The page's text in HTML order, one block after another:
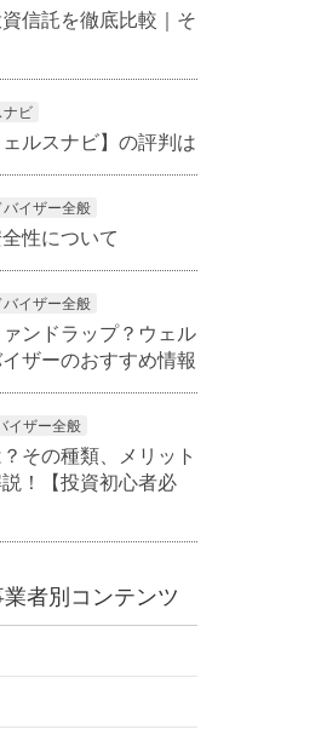
信託を徹底比較｜そ
ナビ
ルスナビ】の評判は
バイザー全般
性について
バイザー全般
ンドラップ？ウェル
ザーのおすすめ情報
イザー全般
その種類、メリット
！【投資初心者必
者別コンテンツ